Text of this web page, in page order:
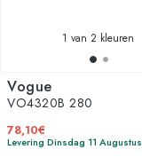
1 van 2 kleuren
Vogue
VO4320B 280
78,10€
Levering Dinsdag 11 Augustus